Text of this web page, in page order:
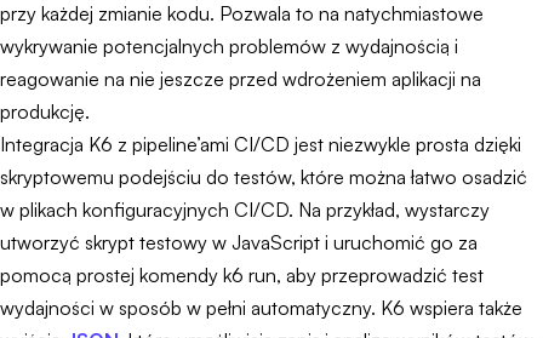
przy każdej zmianie kodu. Pozwala to na natychmiastowe
wykrywanie potencjalnych problemów z wydajnością i
reagowanie na nie jeszcze przed wdrożeniem aplikacji na
produkcję.
Integracja K6 z pipeline’ami CI/CD jest niezwykle prosta dzięki
skryptowemu podejściu do testów, które można łatwo osadzić
w plikach konfiguracyjnych CI/CD. Na przykład, wystarczy
utworzyć skrypt testowy w JavaScript i uruchomić go za
pomocą prostej komendy k6 run, aby przeprowadzić test
wydajności w sposób w pełni automatyczny. K6 wspiera także